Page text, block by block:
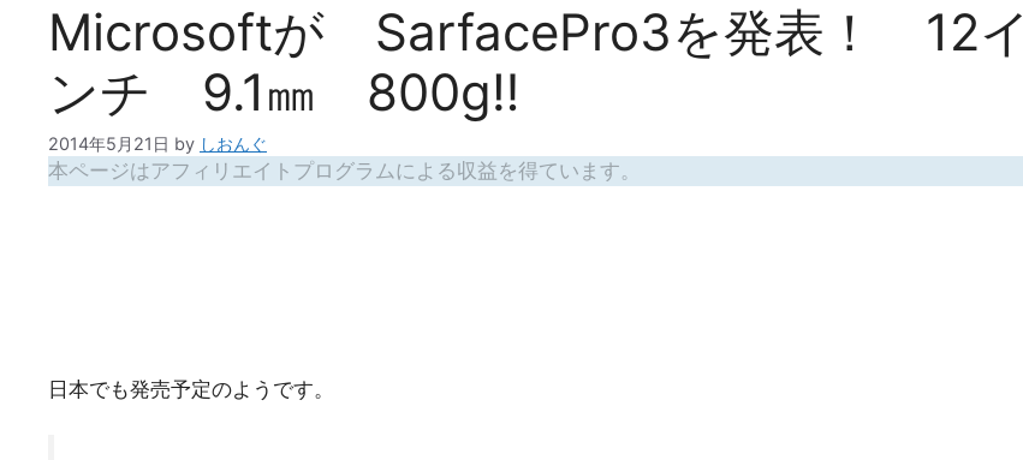
Microsoftが SarfacePro3を発表！ 12イ
ンチ 9.1㎜ 800g‼
2014年5月21日 by しおんぐ
本ページはアフィリエイトプログラムによる収益を得ています。
日本でも発売予定のようです。